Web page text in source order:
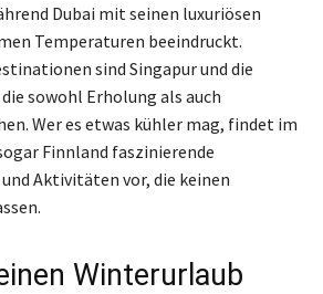
Dubai mit seinen luxuriösen
Temperaturen beeindruckt.
sind Singapur und die
sowohl Erholung als auch
Wer es etwas kühler mag, findet im
Finnland faszinierende
Aktivitäten vor, die keinen
Winterurlaub